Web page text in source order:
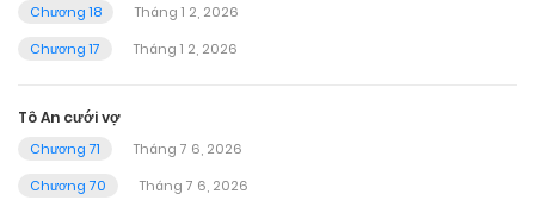
Chương 18
Tháng 1 2, 2026
Chương 17
Tháng 1 2, 2026
Tô An cưới vợ
Chương 71
Tháng 7 6, 2026
Chương 70
Tháng 7 6, 2026